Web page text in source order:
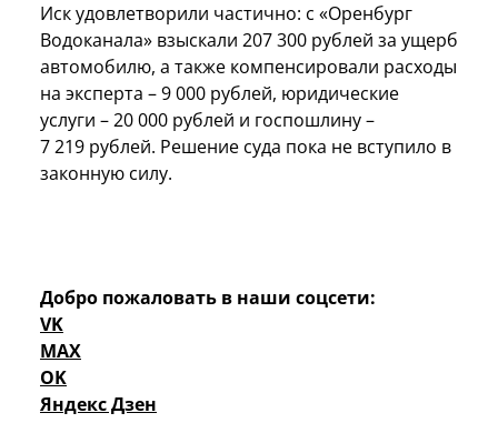
Иск удовлетворили частично: с «Оренбург
Водоканала» взыскали 207 300 рублей за ущерб
автомобилю, а также компенсировали расходы
на эксперта – 9 000 рублей, юридические
услуги – 20 000 рублей и госпошлину –
7 219 рублей. Решение суда пока не вступило в
законную силу.
Добро пожаловать в наши соцсети:
VK
MAX
OK
Яндекс Дзен